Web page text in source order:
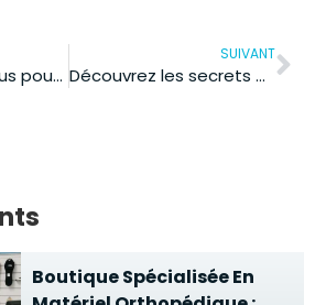
Secrets méconnus pour apaiser l’esprit : techniques de relaxation antistress
SUIVANT
Découvrez les secrets oubliés des rituels naturels pour un visage éclatant
Boutique Spécialisée En